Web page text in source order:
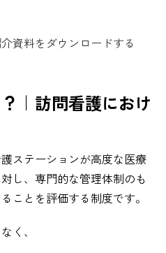
資料をダウンロードする
｜訪問看護におけ
ステーションが高度な医療
し、専門的な管理体制のも
ことを評価する制度です。
く、